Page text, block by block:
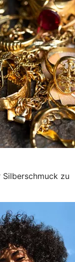
zu